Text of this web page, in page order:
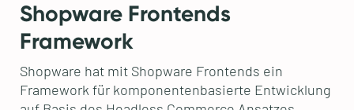
Shopware Frontends
Framework
Shopware hat mit Shopware Frontends ein
Framework für komponentenbasierte Entwicklung